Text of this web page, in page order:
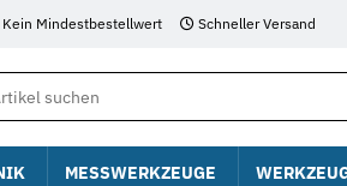
Kein Mindestbestellwert Schneller Versand
MESSWERKZEUGE